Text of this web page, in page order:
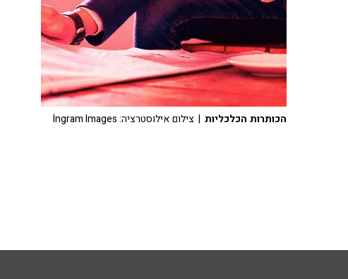
הכותרות הכלכליות | צילום אילוסטרציה: Ingram Images